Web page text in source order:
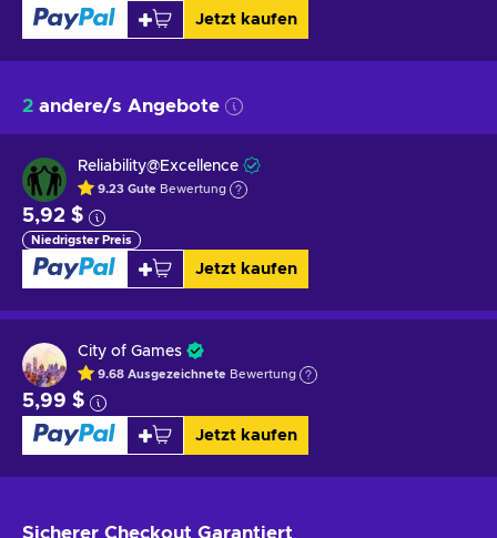
Jetzt kaufen
2 andere/s Angebote
Reliability@Excellence
9.23 Gute Bewertung
5,92 $
Niedrigster Preis
Jetzt kaufen
City of Games
9.68 Ausgezeichnete Bewertung
5,99 $
Jetzt kaufen
Sicherer Checkout Garantiert